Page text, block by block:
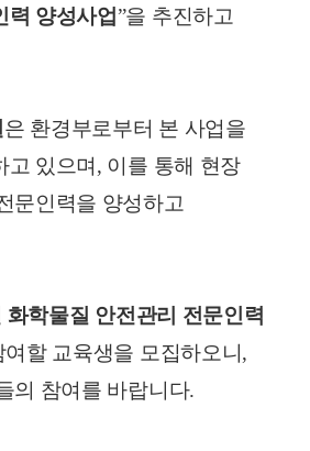
력 양성사업”을 추진하고
은 환경부로부터 본 사업을
고 있으며, 이를 통해 현장
문인력을 양성하고
화학물질 안전관리 전문인력
여할 교육생을 모집하오니,
의 참여를 바랍니다.